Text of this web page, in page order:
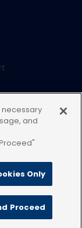
necessary
and
Only
Proceed